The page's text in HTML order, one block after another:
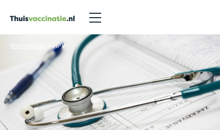
Vaccinaties >HPV